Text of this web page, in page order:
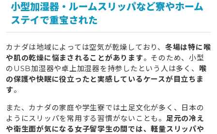
小型加湿器・ルームスリッパなど寮やホーム
ステイで重宝された
カナダは地域によっては空気が乾燥しており、 冬場は特に喉
や肌の乾燥に悩まされることがあります。そのため、小型
のUSB加湿器や卓上加湿器を持参したという人は多く、 喉
の保護や快眠に役立ったと実感しているケースが目立ちま
す。
また、カナダの家庭や学生寮では土足文化が多く、日本の
ようにスリッパを常用する習慣がないことも。 足元の冷え
や衛生面が気になる女子留学生の間では、軽量スリッパや